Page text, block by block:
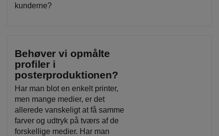
kunderne?
Behøver vi opmålte
profiler i
posterproduktionen?
Har man blot en enkelt printer,
men mange medier, er det
allerede vanskeligt at få samme
farver og udtryk på tværs af de
forskellige medier. Har man